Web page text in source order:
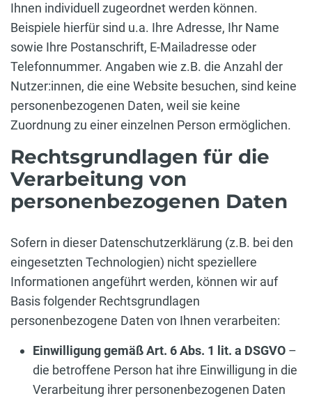
Ihnen individuell zugeordnet werden können.
Beispiele hierfür sind u.a. Ihre Adresse, Ihr Name
sowie Ihre Postanschrift, E-Mailadresse oder
Telefonnummer. Angaben wie z.B. die Anzahl der
Nutzer:innen, die eine Website besuchen, sind keine
personenbezogenen Daten, weil sie keine
Zuordnung zu einer einzelnen Person ermöglichen.
Rechtsgrundlagen für die
Verarbeitung von
personenbezogenen Daten
Sofern in dieser Datenschutzerklärung (z.B. bei den
eingesetzten Technologien) nicht speziellere
Informationen angeführt werden, können wir auf
Basis folgender Rechtsgrundlagen
personenbezogene Daten von Ihnen verarbeiten:
Einwilligung gemäß Art. 6 Abs. 1 lit. a DSGVO –
die betroffene Person hat ihre Einwilligung in die
Verarbeitung ihrer personenbezogenen Daten